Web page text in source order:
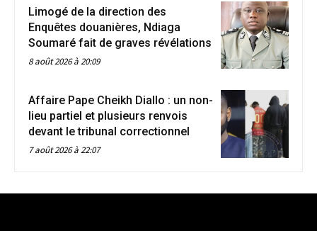
Limogé de la direction des
Enquêtes douanières, Ndiaga
Soumaré fait de graves révélations
8 août 2026 à 20:09
Affaire Pape Cheikh Diallo : un non-
lieu partiel et plusieurs renvois
devant le tribunal correctionnel
7 août 2026 à 22:07